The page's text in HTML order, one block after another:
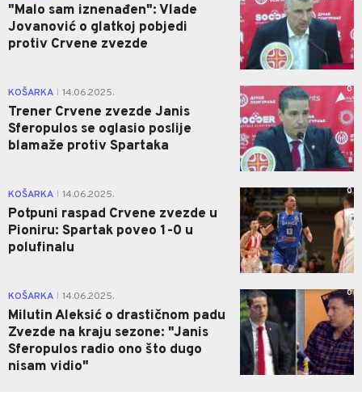
"Malo sam iznenađen": Vlade
Jovanović o glatkoj pobjedi
protiv Crvene zvezde
KOŠARKA 14.06.2025.
Trener Crvene zvezde Janis
Sferopulos se oglasio poslije
blamaže protiv Spartaka
0
KOŠARKA 14.06.2025.
Potpuni raspad Crvene zvezde u
Pioniru: Spartak poveo 1-0 u
polufinalu
0
KOŠARKA 14.06.2025.
Milutin Aleksić o drastičnom padu
Zvezde na kraju sezone: "Janis
Sferopulos radio ono što dugo
nisam vidio"
0